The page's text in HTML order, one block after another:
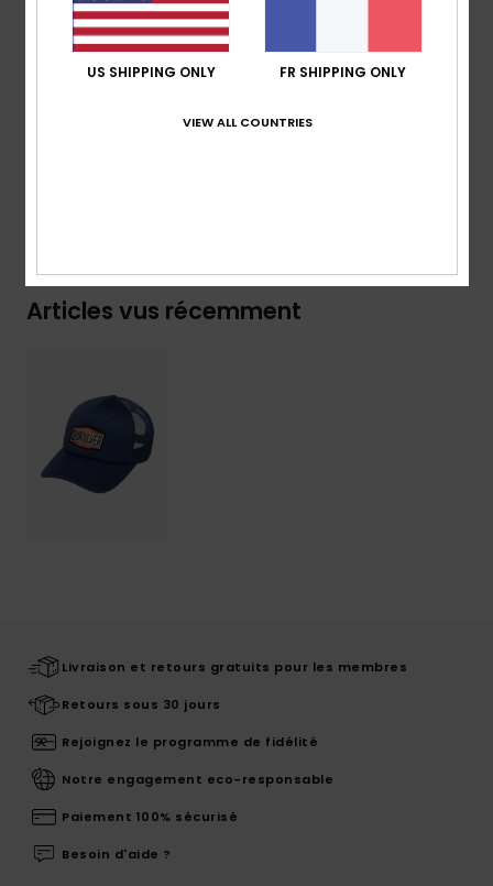
Mousqueton en plastique
Composition[Matière principale] 57% polyester, 43%
Articles vus récemment
Livraison et retours gratuits pour les membres
Retours sous 30 jours
Rejoignez le programme de fidélité
Notre engagement eco-responsable
Paiement 100% sécurisé
Besoin d'aide ?
US SHIPPING ONLY FR SHIPPING ONLY
VIEW ALL COUNTRIES